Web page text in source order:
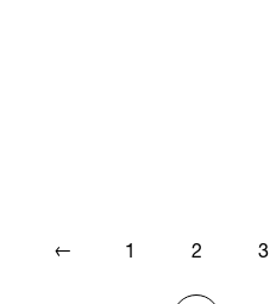
← 1 2 3